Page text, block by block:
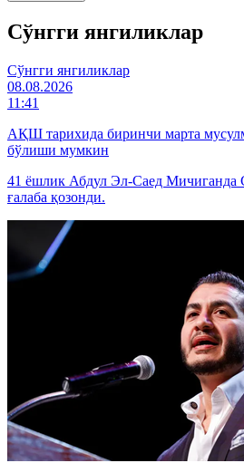
Cўнгги янгиликлар
Cўнгги янгиликлар
08.08.2026
11:41
АҚШ тарихида биринчи марта
бўлиши мумкин
41 ёшлик Абдул Эл-Саед Мичиганда
ғалаба қозонди.